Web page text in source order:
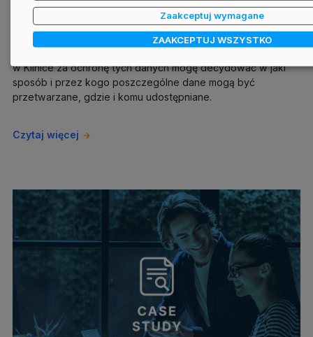
GynCentrum
w Klinice za ochronę tych danych mogę decydować w jaki
sposób i przez kogo poszczególne dane mogą być
przetwarzane, gdzie i komu udostępniane.
Czytaj więcej
Zaakceptuj wymagane
ZAAKCEPTUJ WSZYSTKO